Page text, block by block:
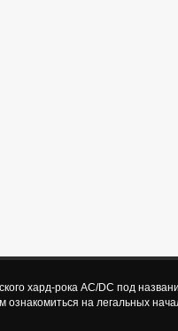
хард-рока AC/DC под
ознакомиться на легальных